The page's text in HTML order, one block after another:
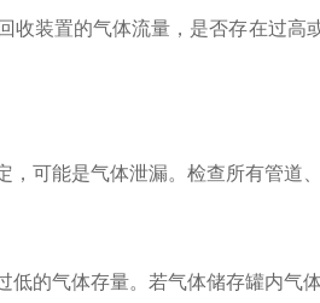
装置的气体流量，是否存在过高
能是气体泄漏。检查所有管道、
气体存量。若气体储存罐内气体